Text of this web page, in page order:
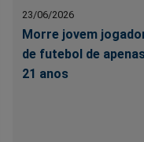
23/06/2026
Morre jovem
de futebol de apenas
21 anos